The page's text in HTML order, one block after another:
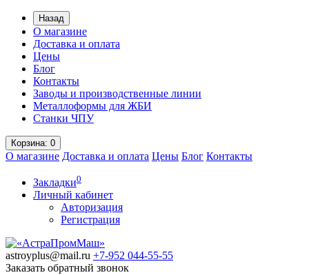
Назад
О магазине
Доставка и оплата
Цены
Блог
Контакты
Заводы и производственные линии
Металлоформы для ЖБИ
Станки ЧПУ
Корзина: 0
О магазине Доставка и оплата Цены Блог Контакты
Закладки0
Личный кабинет
Авторизация
Регистрация
astroyplus@mail.ru +7-952 044-55-55
Заказать обратный звонок